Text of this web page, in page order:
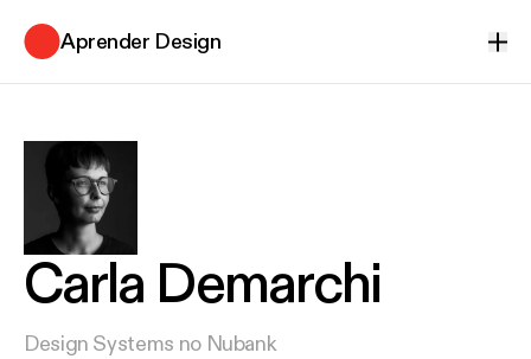
Aprender Design
Carla Demarchi
Design Systems no Nubank